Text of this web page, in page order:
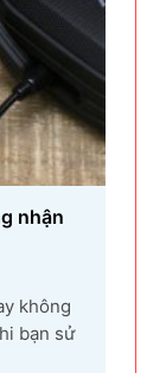
nhận
không
bạn sử